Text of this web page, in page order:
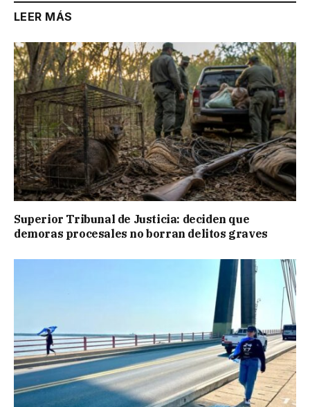
LEER MÁS
Superior Tribunal de Justicia: deciden que
demoras procesales no borran delitos graves